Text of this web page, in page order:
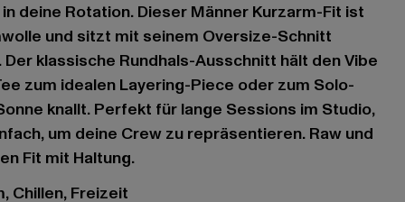
deine Rotation. Dieser Männer Kurzarm-Fit ist
und sitzt mit seinem Oversize-Schnitt
klassische Rundhals-Ausschnitt hält den Vibe
zum idealen Layering-Piece oder zum Solo-
knallt. Perfekt für lange Sessions im Studio,
um deine Crew zu repräsentieren. Raw und
Fit mit Haltung.
Chillen, Freizeit